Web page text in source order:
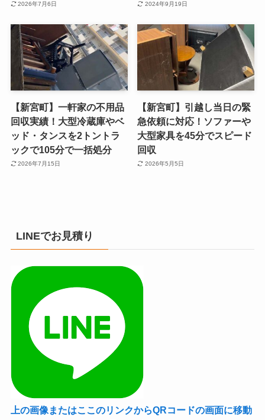
2026年7月6日 2024年9月19日
【新宮町】一軒家の不用品
回収実績！大型冷蔵庫やベ
ッド・タンスを2トントラ
ックで105分で一括処分
2026年7月15日
【新宮町】引越し当日の緊
急依頼に対応！ソファーや
大型家具を45分でスピード
回収
2026年5月5日
LINEでお見積り
上の画像またはここのリンクからQRコードの画面に移動